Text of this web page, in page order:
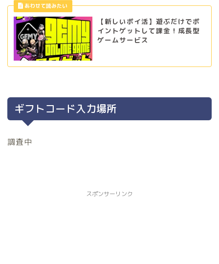
【新しいポイ活】遊ぶだけでポ
イントゲットして課金！成長型
ゲームサービス
ギフトコード入力場所
調査中
スポンサーリンク